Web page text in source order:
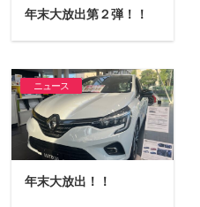
年末大放出第２弾！！
ニュース
年末大放出！！